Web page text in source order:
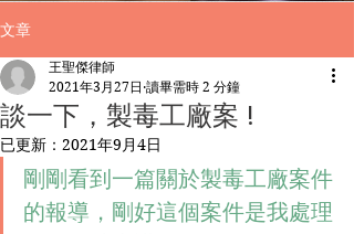
文章
談一下，製毒工廠案 !
王聖傑律師
2021年3月27日 讀畢需時 2 分鐘
已更新： 2021年9月4日
剛剛看到一篇關於製毒工廠案件
的報導，剛好這個案件是我處理